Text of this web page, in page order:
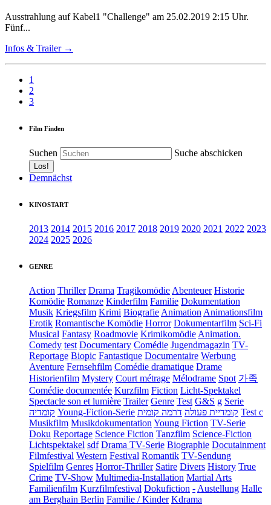
Ausstrahlung auf Kabel1 "Challenge" am 25.02.2019 2:15 Uhr.
Fünf...
Infos & Trailer →
1
2
3
Film Finden
Suchen Suche abschicken
Demnächst
KINOSTART
2013 2014 2015 2016 2017 2018 2019 2020 2021 2022 2023
2024 2025 2026
GENRE
Action Thriller Drama Tragikomödie Abenteuer Historie
Komödie Romanze Kinderfilm Familie Dokumentation
Musik Kriegsfilm Krimi Biografie Animation Animationsfilm
Erotik Romantische Komödie Horror Dokumentarfilm Sci-Fi
Musical Fantasy Roadmovie Krimikomödie Animation.
Comedy test Documentary Comédie Jugendmagazin TV-
Reportage Biopic Fantastique Documentaire Werbung
Aventure Fernsehfilm Comédie dramatique Drame
Historienfilm Mystery Court métrage Mélodrame Spot 가족
Comédie documentée Kurzfilm Fiction Licht-Spektakel
Spectacle son et lumière Trailer Genre Test G&S g Serie
קומדיה Young-Fiction-Serie קומדיית פעולה דרמה קומית
Test c
Musikfilm Musikdokumentation Young Fiction TV-Serie
Doku Reportage Science Fiction Tanzfilm Science-Fiction
Lichtspektakel sdf Drama TV-Serie Biographie Docutainment
Filmfestival Western Festival Romantik TV-Sendung
Spielfilm Genres Horror-Thriller Satire Divers History True
Crime TV-Show Multimedia-Installation Martial Arts
Familienfilm Kurzfilmfestival Dokufiction - Austellung Halle
am Berghain Berlin Familie / Kinder Kdrama